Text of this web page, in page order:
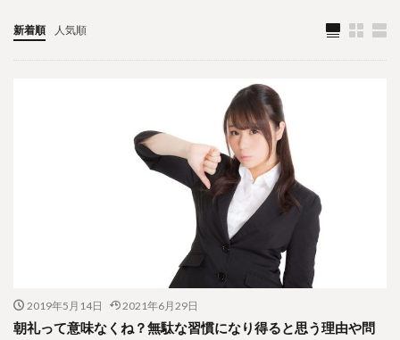
新着順 人気順
2019年5月14日 2021年6月29日
朝礼って意味なくね？無駄な習慣になり得ると思う理由や問